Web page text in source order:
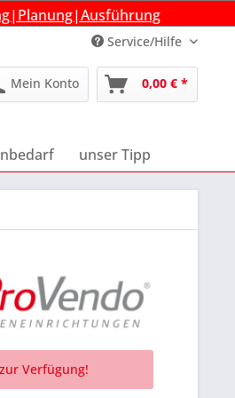
Service/Hilfe
Mein Konto 0,00 € *
unser Tipp
Verfügung!